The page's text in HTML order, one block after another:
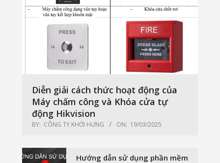
Diễn giải cách thức hoạt động của
Máy chấm công và Khóa cửa tự
động Hikvision
BY: CÔNG TY KHỞI HƯNG ON: 19/03/2025
Hướng dẫn sử dụng phần mềm